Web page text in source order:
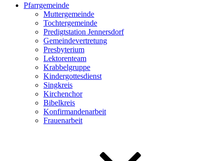
Pfarrgemeinde
Muttergemeinde
Tochtergemeinde
Predigtstation Jennersdorf
Gemeindevertretung
Presbyterium
Lektorenteam
Krabbelgruppe
Kindergottesdienst
Singkreis
Kirchenchor
Bibelkreis
Konfirmandenarbeit
Frauenarbeit